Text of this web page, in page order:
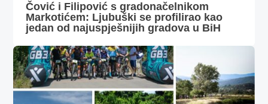
Čović i Filipović s gradonačelnikom
Markotićem: Ljubuški se profilirao kao
jedan od najuspješnijih gradova u BiH